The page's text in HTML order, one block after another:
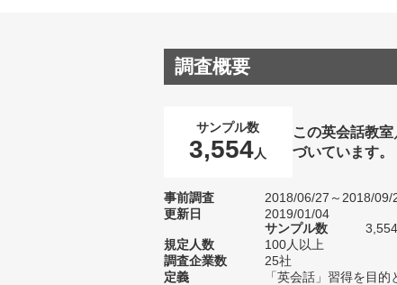
調査概要
サンプル数
3,554人
この英会話教
づいています。
事前調査
2018/06/27～2018/09/
更新日
2019/01/04
サンプル数
規定人数
100人以上
調査企業数
25社
定義
「英会話」習得を目